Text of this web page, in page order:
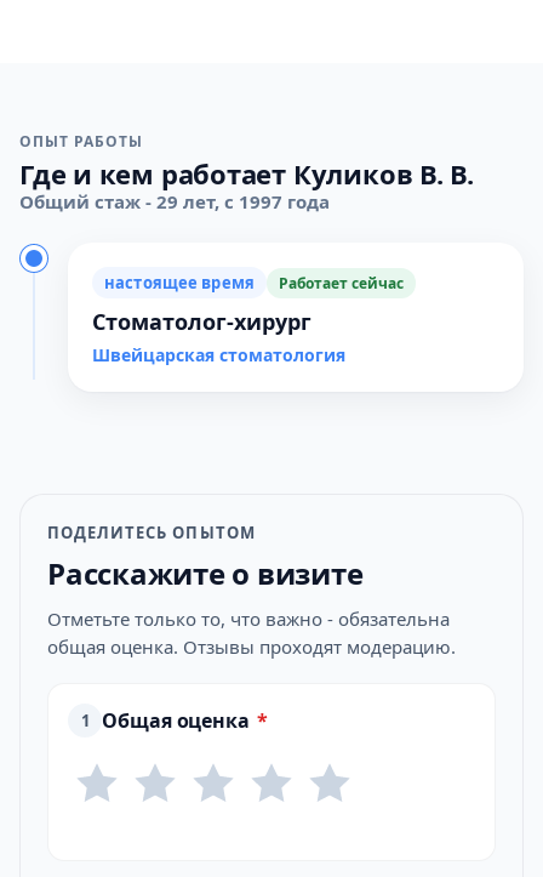
ОПЫТ РАБОТЫ
Где и кем работает Куликов В. В.
Общий стаж - 29 лет, с 1997 года
настоящее время Работает сейчас
Стоматолог-хирург
Швейцарская стоматология
ПОДЕЛИТЕСЬ ОПЫТОМ
Расскажите о визите
Отметьте только то, что важно - обязательна
общая оценка. Отзывы проходят модерацию.
1 Общая оценка *